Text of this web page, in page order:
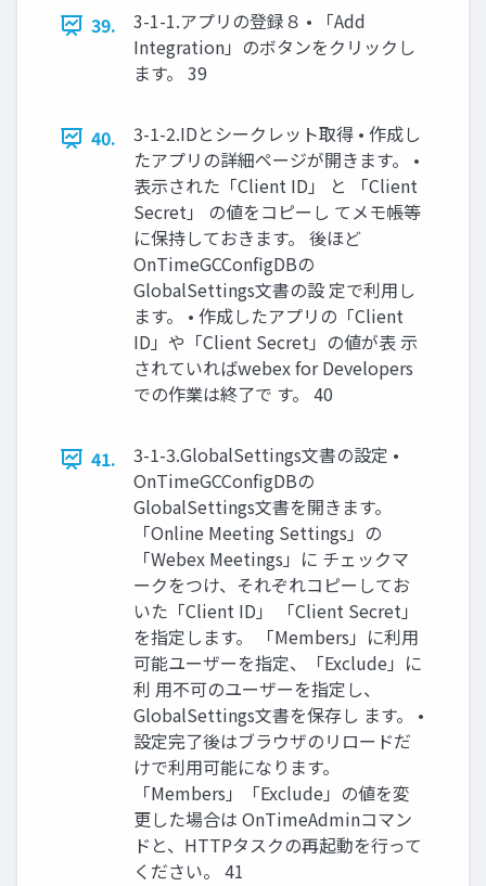
39.
3-1-1.アプリの登録８ • 「Add
Integration」のボタンをクリックし
ます。 39
40.
3-1-2.IDとシークレット取得 • 作成し
たアプリの詳細ページが開きます。 •
表示された「Client ID」 と 「Client
Secret」 の値をコピーし てメモ帳等
に保持しておきます。 後ほど
OnTimeGCConfigDBの
GlobalSettings文書の設 定で利用し
ます。 • 作成したアプリの「Client
ID」や「Client Secret」の値が表 示
されていればwebex for Developers
での作業は終了で す。 40
41.
3-1-3.GlobalSettings文書の設定 •
OnTimeGCConfigDBの
GlobalSettings文書を開きます。
「Online Meeting Settings」の
「Webex Meetings」に チェックマ
ークをつけ、それぞれコピーしてお
いた「Client ID」 「Client Secret」
を指定します。 「Members」に利用
可能ユーザーを指定、「Exclude」に
利 用不可のユーザーを指定し、
GlobalSettings文書を保存し ます。 •
設定完了後はブラウザのリロードだ
けで利用可能になります。
「Members」「Exclude」の値を変
更した場合は OnTimeAdminコマン
ドと、HTTPタスクの再起動を行って
ください。 41